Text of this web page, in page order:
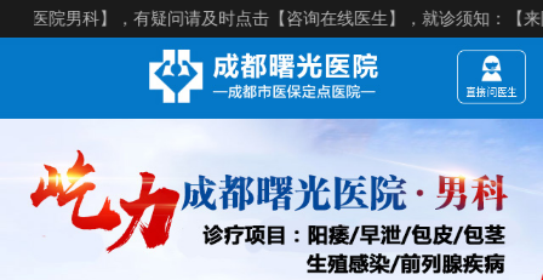
院男科】，有疑问请及时点击【咨询在线医生】，就诊须知：【来院